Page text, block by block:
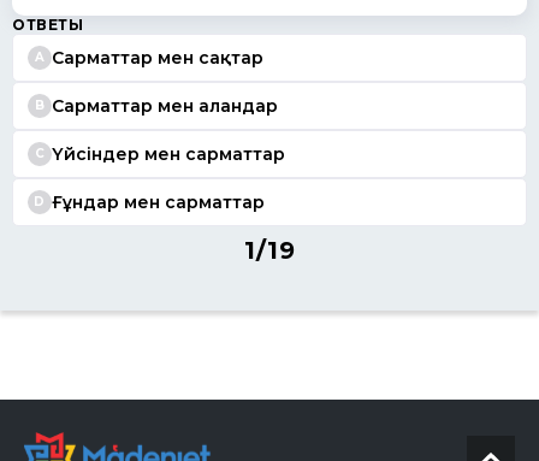
ОТВЕТЫ
A Сарматтар мен сақтар
B Сарматтар мен аландар
C Үйсіндер мен сарматтар
D Ғұндар мен сарматтар
1/19